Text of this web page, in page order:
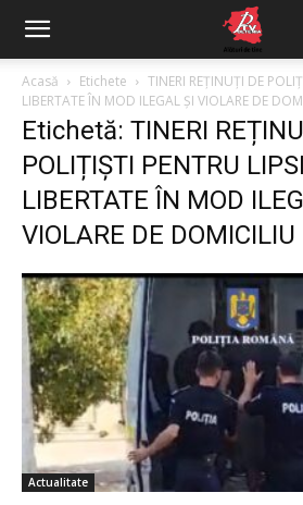
Acasă Etichete
TINERI REȚINUȚI DE
LIBERTATE ÎN MOD ILEGAL ȘI VIOLARE DE
Etichetă: TINERI
POLIȚIȘTI PENTRU
LIBERTATE ÎN MOD
VIOLARE DE DOMICILIU
Actualitate